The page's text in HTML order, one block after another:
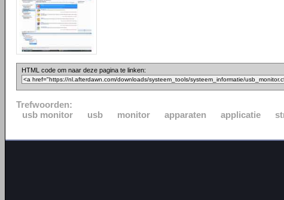
HTML code om naar deze pagina te linken:
Trefwoorden:
usb monitor
usb monitor apparaten applicatie